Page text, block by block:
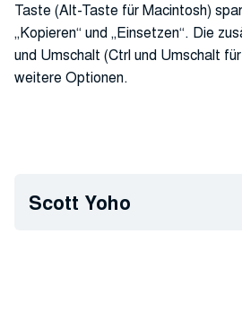
Taste (Alt-Taste für Macintosh)
„Kopieren“ und „Einsetzen“. Die
und Umschalt (Ctrl und Umschalt
weitere Optionen.
Scott Yoho